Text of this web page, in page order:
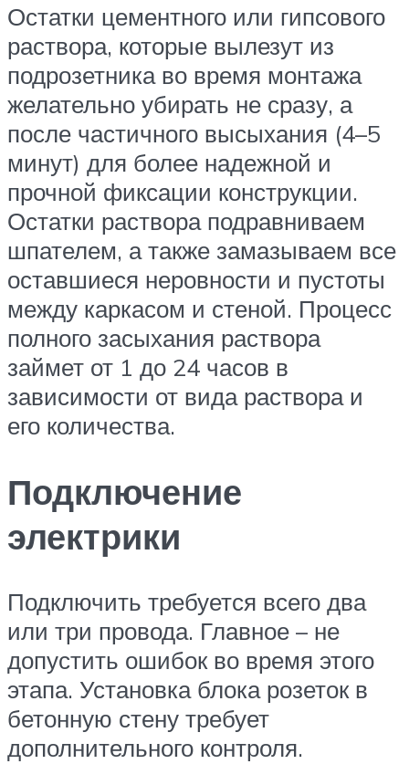
Остатки цементного или гипсового
раствора, которые вылезут из
подрозетника во время монтажа
желательно убирать не сразу, а
после частичного высыхания (4–5
минут) для более надежной и
прочной фиксации конструкции.
Остатки раствора подравниваем
шпателем, а также замазываем все
оставшиеся неровности и пустоты
между каркасом и стеной. Процесс
полного засыхания раствора
займет от 1 до 24 часов в
зависимости от вида раствора и
его количества.
Подключение
электрики
Подключить требуется всего два
или три провода. Главное – не
допустить ошибок во время этого
этапа. Установка блока розеток в
бетонную стену требует
дополнительного контроля.